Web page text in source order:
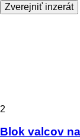
Zverejniť inzerát
2
Blok valcov